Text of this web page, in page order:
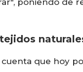
que hoy